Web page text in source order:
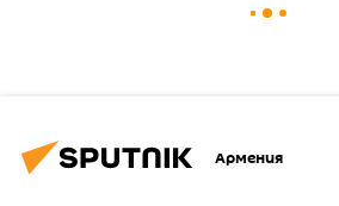
Армения